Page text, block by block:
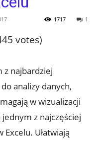
1
1717
votes)
z najbardziej
analizy danych,
w wizualizacji
z najczęściej
Ułatwiają